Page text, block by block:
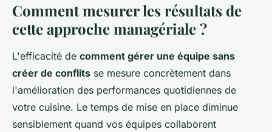
Comment mesurer les résultats de
cette approche managériale ?
L'efficacité de comment gérer une équipe sans
créer de conflits se mesure concrètement dans
l'amélioration des performances quotidiennes de
votre cuisine. Le temps de mise en place diminue
sensiblement quand vos équipes collaborent